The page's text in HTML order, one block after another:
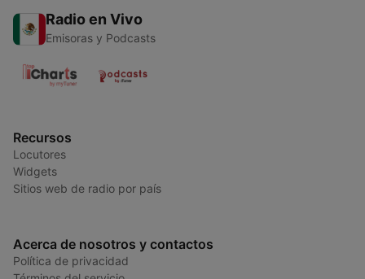
Radio en Vivo
Emisoras y Podcasts
Recursos
Locutores
Widgets
Sitios web de radio por país
Acerca de nosotros y contactos
Política de privacidad